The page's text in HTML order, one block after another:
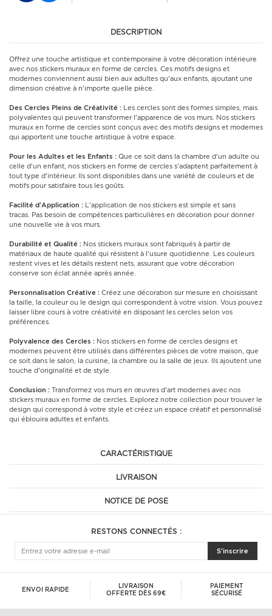
DESCRIPTION
Offrez une touche artistique et contemporaine à votre décoration intérieure
avec nos stickers muraux en forme de cercles. Ces motifs designs et
modernes conviennent aussi bien aux adultes qu'aux enfants, ajoutant une
dimension créative à n'importe quelle pièce.
Des Cercles Pleins de Créativité : Les cercles sont des formes simples, mais
polyvalentes qui peuvent transformer l'apparence de vos murs. Nos stickers
muraux en forme de cercles sont conçus avec des motifs designs et modernes
qui apportent une touche artistique à votre espace.
Pour les Adultes et les Enfants : Que ce soit dans la chambre d'un adulte ou
celle d'un enfant, nos stickers en forme de cercles s'adaptent parfaitement à
tout type d'intérieur. Ils sont disponibles dans une variété de couleurs et de
motifs pour satisfaire tous les goûts.
Facilité d'Application : L'application de nos stickers est simple et sans
tracas. Pas besoin de compétences particulières en décoration pour donner
une nouvelle vie à vos murs.
Durabilité et Qualité : Nos stickers muraux sont fabriqués à partir de
matériaux de haute qualité qui résistent à l'usure quotidienne. Les couleurs
restent vives et les détails restent nets, assurant que votre décoration
conserve son éclat année après année.
Personnalisation Créative : Créez une décoration sur mesure en choisissant
la taille, la couleur ou le design qui correspondent à votre vision. Vous pouvez
laisser libre cours à votre créativité en disposant les cercles selon vos
préférences.
Polyvalence des Cercles : Nos stickers en forme de cercles designs et
modernes peuvent être utilisés dans différentes pièces de votre maison, que
ce soit dans le salon, la cuisine, la chambre ou la salle de jeux. Ils ajoutent une
touche d'originalité et de style.
Conclusion : Transformez vos murs en œuvres d'art modernes avec nos
stickers muraux en forme de cercles. Explorez notre collection pour trouver le
design qui correspond à votre style et créez un espace créatif et personnalisé
qui éblouira adultes et enfants.
CARACTÉRISTIQUE
LIVRAISON
NOTICE DE POSE
RESTONS CONNECTÉS :
S'inscrire
ENVOI RAPIDE
LIVRAISON
OFFERTE DÈS 69€
PAIEMENT
SÉCURISÉ